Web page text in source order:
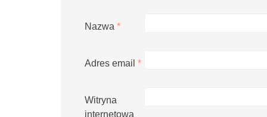
Nazwa *
Adres email *
Witryna
internetowa